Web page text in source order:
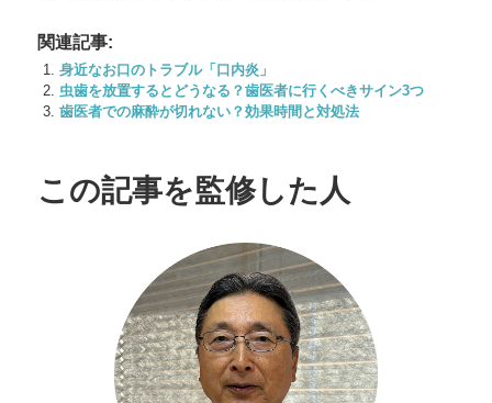
関連記事:
身近なお口のトラブル「口内炎」
虫歯を放置するとどうなる？歯医者に行くべきサイン3つ
歯医者での麻酔が切れない？効果時間と対処法
この記事を監修した人